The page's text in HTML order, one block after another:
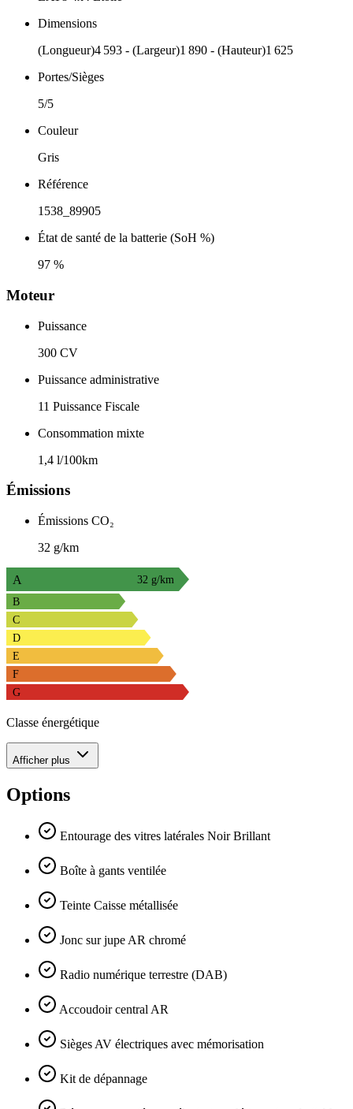
Dimensions
(Longueur)4 593 - (Largeur)1 890 - (Hauteur)1 625
Portes/Sièges
5/5
Couleur
Gris
Référence
1538_89905
État de santé de la batterie (SoH %)
97 %
Moteur
Puissance
300 CV
Puissance administrative
11 Puissance Fiscale
Consommation mixte
1,4 l/100km
Émissions
Émissions CO₂
32 g/km
A
32 g/km
B
C
D
E
F
G
Classe énergétique
Afficher plus
Options
Entourage des vitres latérales Noir Brillant
Boîte à gants ventilée
Teinte Caisse métallisée
Jonc sur jupe AR chromé
Radio numérique terrestre (DAB)
Accoudoir central AR
Sièges AV électriques avec mémorisation
Kit de dépannage